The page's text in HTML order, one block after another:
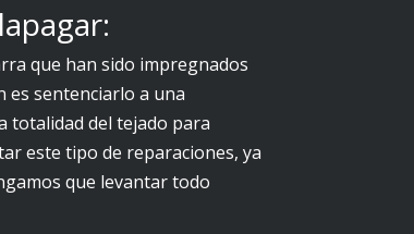
que han sido impregnados
es sentenciarlo a una
totalidad del tejado para
este tipo de reparaciones, ya
que levantar todo